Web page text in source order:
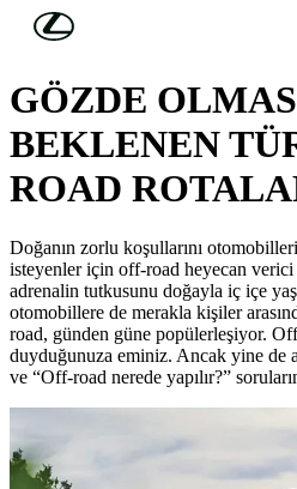
Skip to Main Content
LEXUS'U KEŞFEDİN
GÖZDE
BEKLENEN
ROAD
Doğanın zorlu koşullarını
isteyenler için off-road heyecan
adrenalin tutkusunu doğayla iç içe
otomobillere de merakla kişiler
road, günden güne popülerleşiyor.
duyduğunuza eminiz. Ancak yine de
ve “Off-road nerede yapılır?”